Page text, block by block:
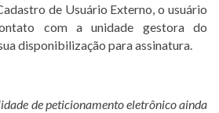
de Usuário Externo, o usuário
com a unidade gestora do
disponibilização para assinatura.
de peticionamento eletrônico ainda